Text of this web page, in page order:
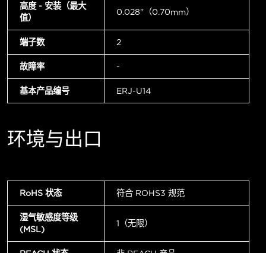
高度 - 安装（最大
值）
0.028"（0.70mm）
端子数 2
故障率 -
基本产品编号 ERJ-U14
环境与出口
RoHS 状态 符合 ROHS3 规范
湿气敏感度等级
(MSL)
1（无限）